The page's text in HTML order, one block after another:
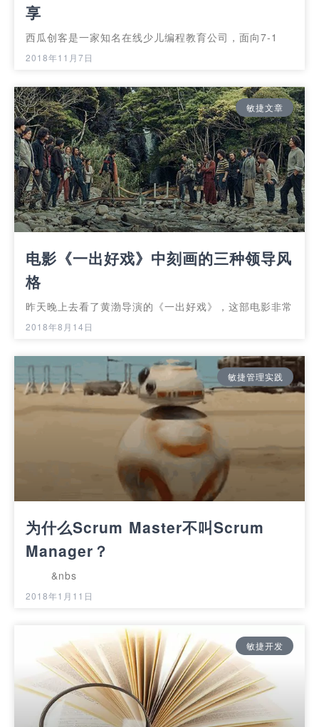
享
西瓜创客是一家知名在线少儿编程教育公司，面向7-1
2018年11月7日
敏捷文章
电影《一出好戏》中刻画的三种领导风
格
昨天晚上去看了黄渤导演的《一出好戏》，这部电影非常
2018年8月14日
敏捷管理实践
为什么Scrum Master不叫Scrum
Manager？
&nbs
2018年1月11日
敏捷开发